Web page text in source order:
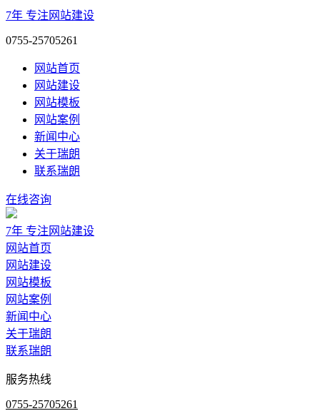
7年 专注网站建设
0755-25705261
网站首页
网站建设
网站模板
网站案例
新闻中心
关于瑞朗
联系瑞朗
在线咨询
7年 专注网站建设
网站首页
网站建设
网站模板
网站案例
新闻中心
关于瑞朗
联系瑞朗
服务热线
0755-25705261